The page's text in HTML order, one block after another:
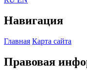
Навигация
Главная Карта сайта
Правовая